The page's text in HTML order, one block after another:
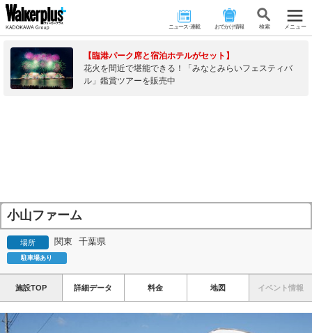
ニュース･連載 おでかけ情報 検 索 メニュー
【臨港パーク席と宿泊ホテルがセット】
花火を間近で堪能できる！「みなとみらいフェスティバ
ル」鑑賞ツアーを販売中
小山ファーム
場所 関東 千葉県
駐車場あり
施設TOP 詳細データ 料金 地図 イベント情報